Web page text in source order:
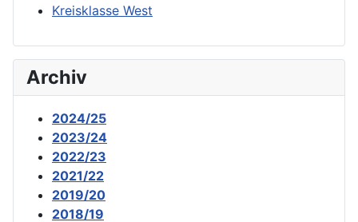
Kreisklasse West
Archiv
2024/25
2023/24
2022/23
2021/22
2019/20
2018/19